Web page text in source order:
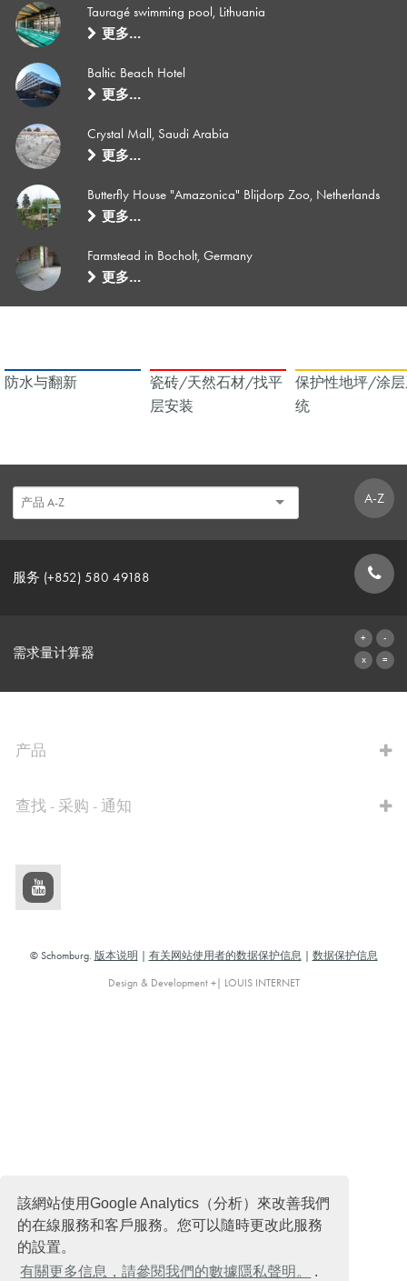
該網站使用Google Analytics（分析）來改善我們
的在線服務和客戶服務。您可以隨時更改此服務
的設置。
有關更多信息，請參閱我們的數據隱私聲明。
.
Tauragé swimming pool, Lithuania
更多…
Baltic Beach Hotel
更多…
Crystal Mall, Saudi Arabia
更多…
Butterfly House "Amazonica" Blijdorp Zoo, Netherlands
更多…
Farmstead in Bocholt, Germany
更多…
防水与翻新
瓷砖/天然石材/找平
层安装
保护性地坪/涂
统
A-Z
服务 (+852) 580 49188
需求量计算器
产品
查找 - 采购 - 通知
© Schomburg. 版本说明 | 有关网站使用者的数据保护信息 | 数据保护信息
Design & Development +| LOUIS INTERNET